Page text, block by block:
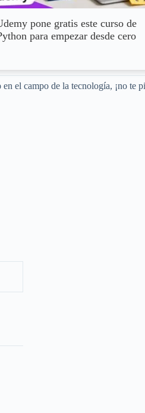
pone gratis este curso de
para empezar desde cero
el campo de la tecnología, ¡no te